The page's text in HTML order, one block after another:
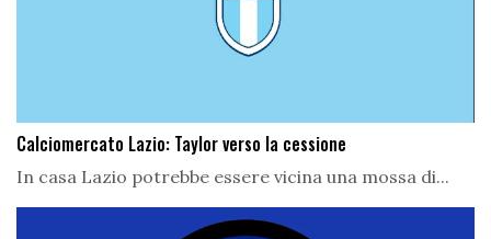
Calciomercato Lazio: Taylor verso la cessione
In casa Lazio potrebbe essere vicina una mossa di...